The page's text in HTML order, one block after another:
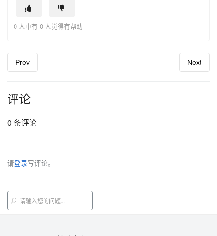
0 人中有 0 人觉得有帮助
Prev Next
评论
0 条评论
请登录写评论。